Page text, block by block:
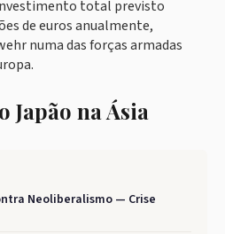
total previsto
de euros anualmente,
numa das forças armadas
Japão na Ásia
Neoliberalismo — Crise